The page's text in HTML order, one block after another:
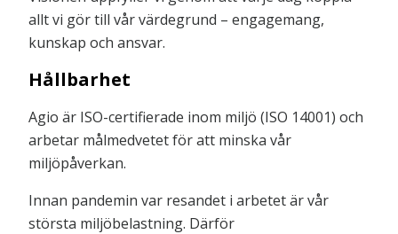
allt vi gör till vår värdegrund – engagemang,
kunskap och ansvar.
Hållbarhet
Agio är ISO-certifierade inom miljö (ISO 14001) och
arbetar målmedvetet för att minska vår
miljöpåverkan.
Innan pandemin var resandet i arbetet är vår
största miljöbelastning. Därför